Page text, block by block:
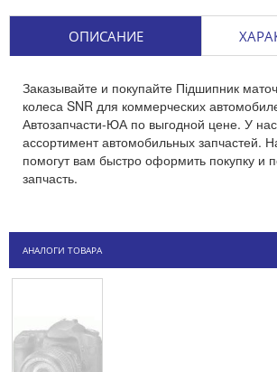
ОПИСАНИЕ
Заказывайте и покупайте Підшипник
колеса SNR для коммерческих
Автозапчасти-ЮА по выгодной цене. У
ассортимент автомобильных запчастей.
помогут вам быстро оформить покупку и
запчасть.
АНАЛОГИ ТОВАРА